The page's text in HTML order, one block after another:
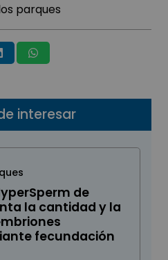
parques
interesar
de
la cantidad y la
fecundación